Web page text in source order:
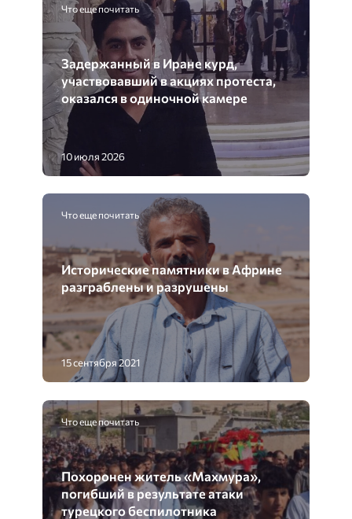
Что еще почитать
Задержанный в Иране курд,
участвовавший в акциях протеста,
оказался в одиночной камере
10 июля 2026
Что еще почитать
Исторические памятники в Африне
разграблены и разрушены
15 сентября 2021
Что еще почитать
Похоронен житель «Махмура»,
погибший в результате атаки
турецкого беспилотника